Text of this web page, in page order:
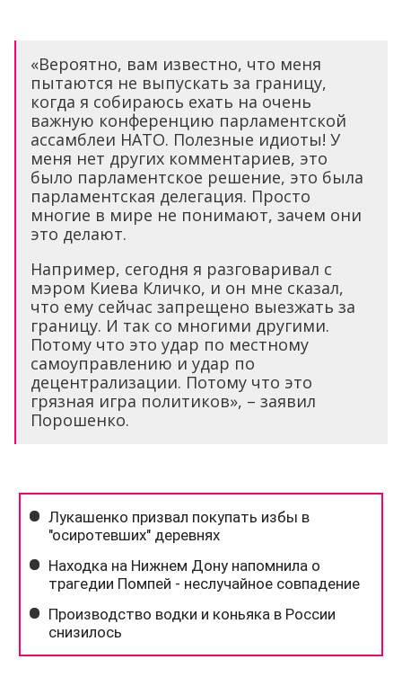
«Вероятно, вам известно, что меня
пытаются не выпускать за границу,
когда я собираюсь ехать на очень
важную конференцию парламентской
ассамблеи НАТО. Полезные идиоты! У
меня нет других комментариев, это
было парламентское решение, это была
парламентская делегация. Просто
многие в мире не понимают, зачем они
это делают.
Например, сегодня я разговаривал с
мэром Киева Кличко, и он мне сказал,
что ему сейчас запрещено выезжать за
границу. И так со многими другими.
Потому что это удар по местному
самоуправлению и удар по
децентрализации. Потому что это
грязная игра политиков», – заявил
Порошенко.